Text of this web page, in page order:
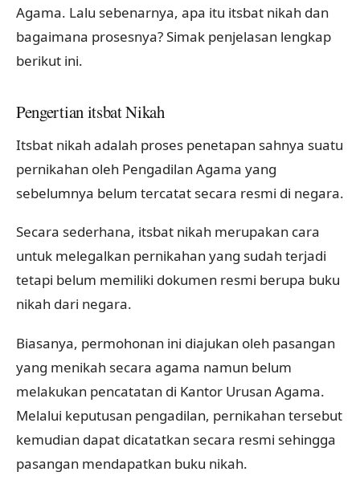
Agama. Lalu sebenarnya, apa itu itsbat nikah dan
bagaimana prosesnya? Simak penjelasan lengkap
berikut ini.
Pengertian itsbat Nikah
Itsbat nikah adalah proses penetapan sahnya suatu
pernikahan oleh Pengadilan Agama yang
sebelumnya belum tercatat secara resmi di negara.
Secara sederhana, itsbat nikah merupakan cara
untuk melegalkan pernikahan yang sudah terjadi
tetapi belum memiliki dokumen resmi berupa buku
nikah dari negara.
Biasanya, permohonan ini diajukan oleh pasangan
yang menikah secara agama namun belum
melakukan pencatatan di Kantor Urusan Agama.
Melalui keputusan pengadilan, pernikahan tersebut
kemudian dapat dicatatkan secara resmi sehingga
pasangan mendapatkan buku nikah.